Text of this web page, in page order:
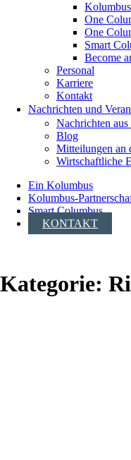
One
One
Smart
Become
Personal
Karriere
Kontakt
Nachrichten und
Nachrichten
Blog
Mitteilungen an
Wirtschaftliche
Ein Kolumbus
Kolumbus-
Smart Columbus
KONTAKT
Kategorie: